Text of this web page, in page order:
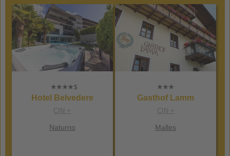
Hotel Belvedere
CIN +
Naturno
Gasthof Lamm
CIN +
Malles